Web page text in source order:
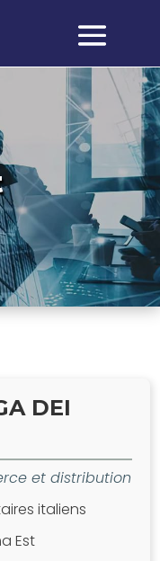
DEI
et distribution
italiens
Est